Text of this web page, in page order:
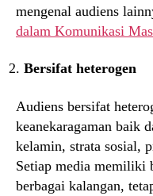
mengenal audiens
dalam Komunikasi
Bersifat heterogen
Audiens bersifat
keanekaragaman baik
kelamin, strata sosial,
Setiap media memiliki
berbagai kalangan,